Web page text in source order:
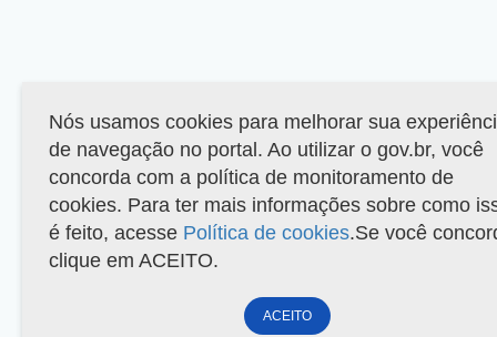
Nós usamos cookies para melhorar sua
de navegação no portal. Ao utilizar o gov.br, você
concorda com a política de monitoramento de
cookies. Para ter mais informações sobre como
é feito, acesse Política de cookies.Se você
clique em ACEITO.
ACEITO